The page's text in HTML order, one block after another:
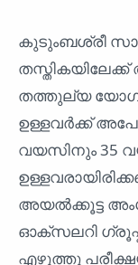
കുടുംബശ്രീ
തത്തുല്യ
ഉള്ളവർക്ക്
വയസിനും 35
അയൽക്കൂട്ട
ഓക്സലറി
എഴുത്തു